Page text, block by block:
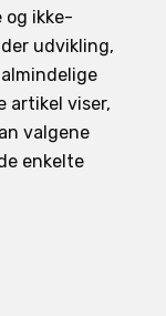
og ikke-
udvikling,
artikel viser,
valgene
enkelte